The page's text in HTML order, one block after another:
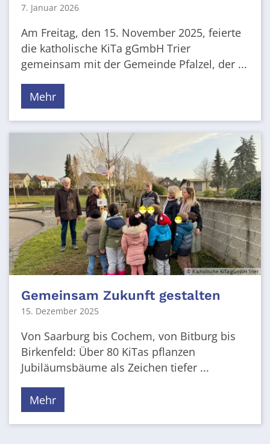
7. Januar 2026
Am Freitag, den 15. November 2025, feierte
die katholische KiTa gGmbH Trier
gemeinsam mit der Gemeinde Pfalzel, der ...
Mehr
© Katholische KiTa gGmbH Trier
Gemeinsam Zukunft gestalten
15. Dezember 2025
Von Saarburg bis Cochem, von Bitburg bis
Birkenfeld: Über 80 KiTas pflanzen
Jubiläumsbäume als Zeichen tiefer ...
Mehr